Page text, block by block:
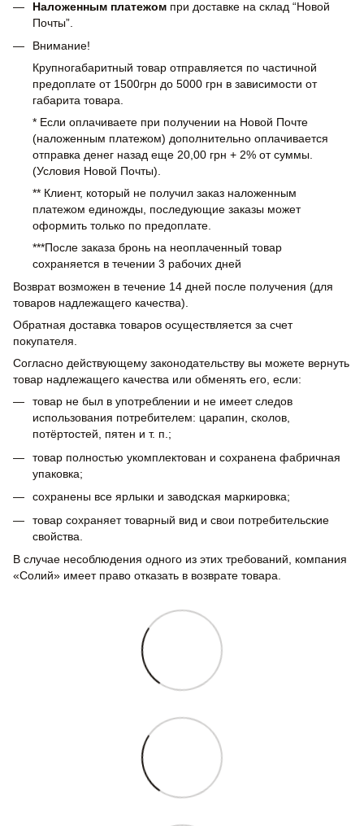
Наложенным платежом при доставке на склад “Новой
Почты”.
Внимание!
Крупногабаритный товар отправляется по частичной
предоплате от 1500грн до 5000 грн в зависимости от
габарита товара.
* Если оплачиваете при получении на Новой Почте
(наложенным платежом) дополнительно оплачивается
отправка денег назад еще 20,00 грн + 2% от суммы.
(Условия Новой Почты).
** Клиент, который не получил заказ наложенным
платежом единожды, последующие заказы может
оформить только по предоплате.
***После заказа бронь на неоплаченный товар
сохраняется в течении 3 рабочих дней
Возврат возможен в течение 14 дней после получения (для
товаров надлежащего качества).
Обратная доставка товаров осуществляется за счет
покупателя.
Согласно действующему законодательству вы можете вернуть
товар надлежащего качества или обменять его, если:
товар не был в употреблении и не имеет следов
использования потребителем: царапин, сколов,
потёртостей, пятен и т. п.;
товар полностью укомплектован и сохранена фабричная
упаковка;
сохранены все ярлыки и заводская маркировка;
товар сохраняет товарный вид и свои потребительские
свойства.
В случае несоблюдения одного из этих требований, компания
«Солий» имеет право отказать в возврате товара.